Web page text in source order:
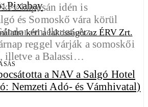
kéri a lakosságot az ÉRV Zrt.
kapcsán idén is
és Somoskő vára körül
emlékutat. Az
reggel várják a somoskői
illetve a Balassi…